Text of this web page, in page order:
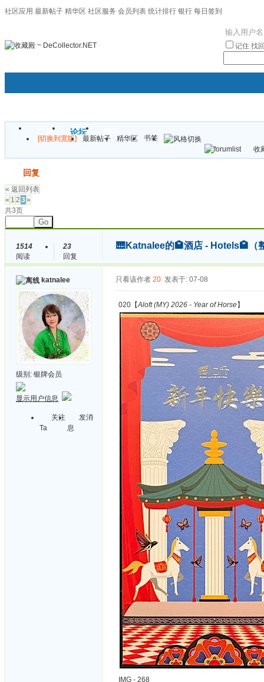
社区应用 最新帖子 精华区 社区服务 会员列表 统计排行 银行 每日签到
记住 找
门户 论坛
[切换到宽版] 最新帖子 精华区
书签
收
回复
« 返回列表
« 1 2 3»
共3页
Go
1514
阅读
23
回复
🎹Katnalee的🏩酒店 - Hotels🏩（
katnalee
级别: 银牌会员
显示用户信息
关注
Ta
发消
息
只看该作者 20 发表于: 07-08
020【Aloft (MY) 2026 - Year of Horse】
IMG - 268